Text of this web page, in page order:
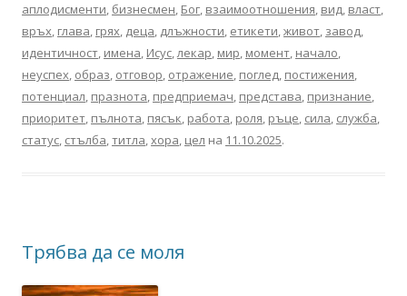
аплодисменти, бизнесмен, Бог, взаимоотношения, вид, власт,
връх, глава, грях, деца, длъжности, етикети,живот, завод,
идентичност, имена, Исус,лекар, мир, момент, начало,
неуспех, образ, отговор, отражение, поглед, постижения,
потенциал, празнота, предприемач, представа, признание,
приоритет, пълнота, пясък, работа, роля, ръце, сила, служба,
статус, стълба,титла,хора, цел на 11.10.2025.
Трябва да се моля